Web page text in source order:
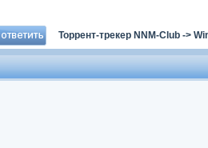
Торрент-трекер NNM-Club->